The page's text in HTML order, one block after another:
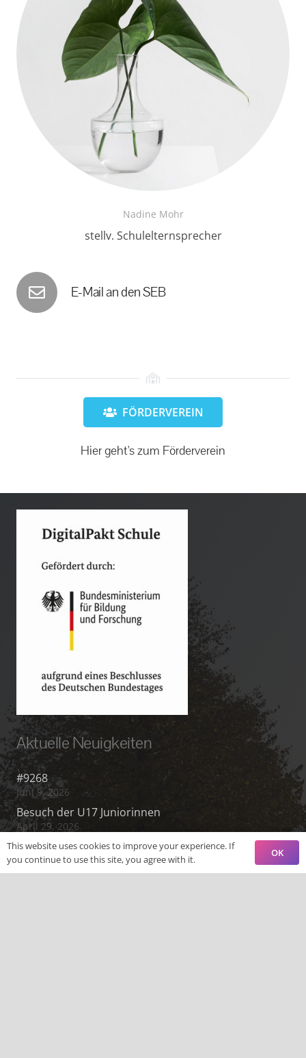
Nadine Mohr
stellv. Schulelternsprecher
E-Mail an den SEB
FÖRDERVEREIN
Hier geht's zum Förderverein
Aktuelle Neuigkeiten
#9268
Juni 9, 2026
Besuch der U17 Juniorinnen
April 29, 2026
Elterninfoabend „Was zocken meine Kinder?“
Februar 19, 2026
This website uses cookies to improve your experience. If
you continue to use this site, you agree with it.
OK